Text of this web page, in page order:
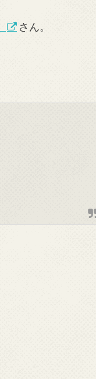
さん。